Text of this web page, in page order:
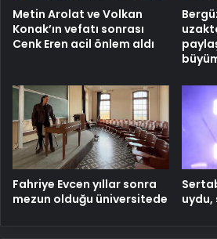
Metin Arolat ve Volkan
Konak’ın vefatı sonrası
Cenk Eren acil önlem aldı
Fahriye Evcen yıllar sonra
mezun olduğu üniversitede
uydu,